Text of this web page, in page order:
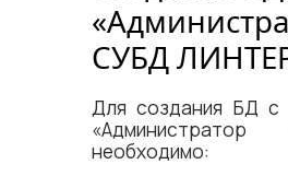
СУБД
Для создания БД с
необходимо: